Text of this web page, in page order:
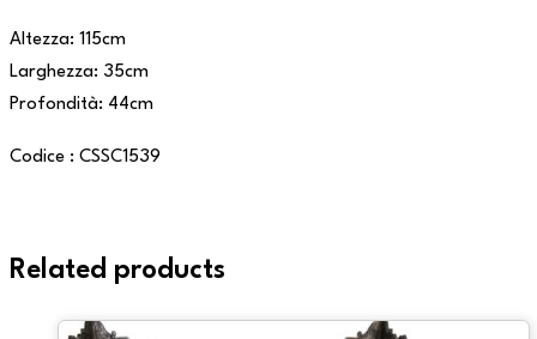
Altezza: 115cm
Larghezza: 35cm
Profondità: 44cm
Codice : CSSC1539
Related products